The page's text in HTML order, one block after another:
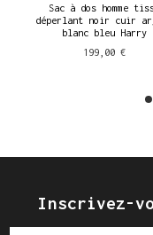
Sac à dos homme
déperlant noir cuir
blanc bleu Harry
199,00 €
Inscrivez-